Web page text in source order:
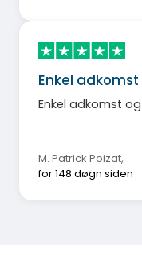
Enkel
Enkel adkomst
M. Patrick Poizat,
for 148 døgn siden